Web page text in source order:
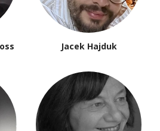
Jacek Hajduk